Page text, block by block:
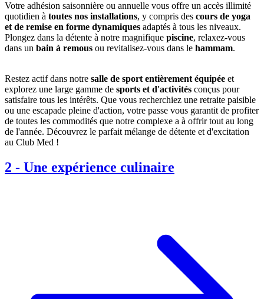
Votre adhésion saisonnière ou annuelle vous offre un accès illimité
quotidien à toutes nos installations, y compris des cours de yoga
et de remise en forme dynamiques adaptés à tous les niveaux.
Plongez dans la détente à notre magnifique piscine, relaxez-vous
dans un bain à remous ou revitalisez-vous dans le hammam.
Restez actif dans notre salle de sport entièrement équipée et
explorez une large gamme de sports et d'activités conçus pour
satisfaire tous les intérêts. Que vous recherchiez une retraite paisible
ou une escapade pleine d'action, votre passe vous garantit de profiter
de toutes les commodités que notre complexe a à offrir tout au long
de l'année. Découvrez le parfait mélange de détente et d'excitation
au Club Med !
2 - Une expérience culinaire